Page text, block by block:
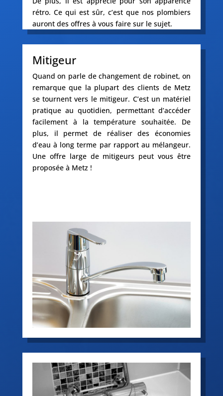
rétro. Ce qui est sûr, c’est que nos plombiers
auront des offres à vous faire sur le sujet.
Mitigeur
Quand on parle de changement de robinet, on
remarque que la plupart des clients de Metz
se tournent vers le mitigeur. C’est un matériel
pratique au quotidien, permettant d’accéder
facilement à la température souhaitée. De
plus, il permet de réaliser des économies
d’eau à long terme par rapport au mélangeur.
Une offre large de mitigeurs peut vous être
proposée à Metz !